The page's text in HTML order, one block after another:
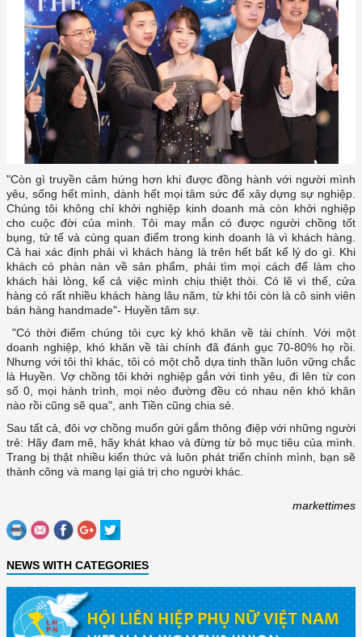
yêu, sống hết mình, dành hết mọi tâm sức để xây dựng sự nghiệp.
Chúng tôi không chỉ khởi nghiệp kinh doanh mà còn khởi nghiệp
cho cuộc đời của mình. Tôi may mắn có được người chồng tốt
bụng, tử tế và cùng quan điểm trong kinh doanh là vì khách hàng.
Cả hai xác định phải vì khách hàng là trên hết bất kể lý do gì. Khi
khách có phàn nàn về sản phẩm, phải tìm mọi cách để làm cho
khách hài lòng, kể cả việc mình chịu thiệt thòi. Có lẽ vì thế, cửa
hàng có rất nhiều khách hàng lâu năm, từ khi tôi còn là cô sinh viên
bán hàng handmade"- Huyền tâm sự.
doanh nghiệp, khó khăn về tài chính đã đánh gục 70-80% họ rồi.
Nhưng với tôi thì khác, tôi có một chỗ dựa tinh thần luôn vững chắc
là Huyền. Vợ chồng tôi khởi nghiệp gắn với tình yêu, đi lên từ con
số 0, mọi hành trình, mọi nẻo đường đều có nhau nên khó khăn
trẻ: Hãy đam mê, hãy khát khao và đừng từ bỏ mục tiêu của mình.
Trang bị thật nhiều kiến thức và luôn phát triển chính mình, bạn sẽ
thành công và mang lại giá trị cho người khác.
markettimes
NEWS WITH CATEGORIES